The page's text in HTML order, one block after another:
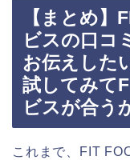
【まとめ】
ビスの口コ
お伝えした
試してみて
ビスが合う
これまで、FIT